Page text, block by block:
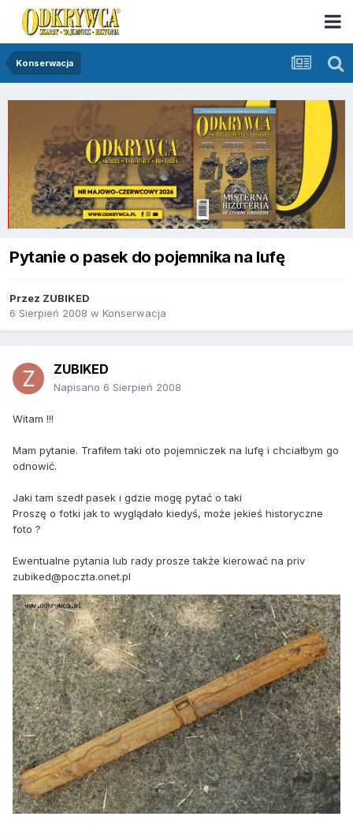
Konserwacja
Pytanie o pasek do pojemnika na lufę
Przez ZUBIKED
6 Sierpień 2008 w Konserwacja
ZUBIKED
Napisano 6 Sierpień 2008
Witam !!!
Mam pytanie. Trafiłem taki oto pojemniczek na lufę i chciałbym go
odnowić.
Jaki tam szedł pasek i gdzie mogę pytać o taki
Proszę o fotki jak to wyglądało kiedyś, może jekieś historyczne
foto ?
Ewentualne pytania lub rady prosze także kierować na priv
zubiked@poczta.onet.pl